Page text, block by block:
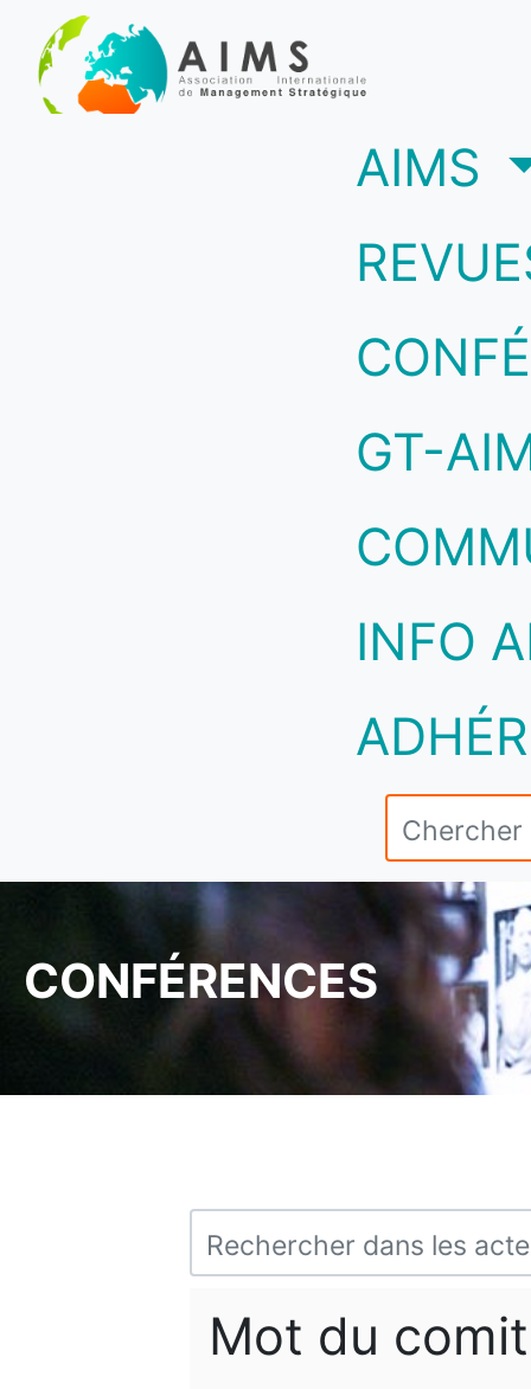
AIMS
GT-
INFO
CONFÉRENCES
Mot du